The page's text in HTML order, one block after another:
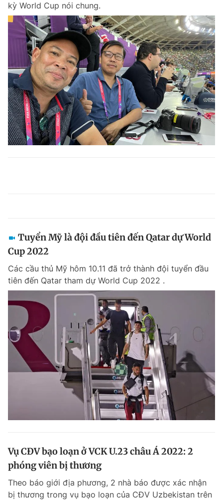
kỳ World Cup nói chung.
Tuyển Mỹ là đội đầu tiên đến Qatar dự World
Cup 2022
Các cầu thủ Mỹ hôm 10.11 đã trở thành đội tuyển đầu
tiên đến Qatar tham dự World Cup 2022 .
Vụ CĐV bạo loạn ở VCK U.23 châu Á 2022: 2
phóng viên bị thương
Theo báo giới địa phương, 2 nhà báo được xác nhận
bị thương trong vụ bạo loạn của CĐV Uzbekistan trên